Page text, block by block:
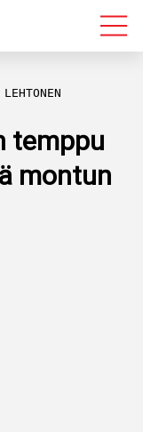
LEHTONEN
temppu
montun